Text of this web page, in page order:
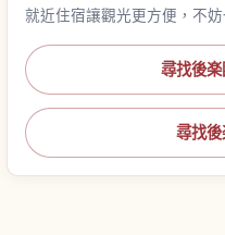
就近住宿讓觀光更方便，不
尋找後
尋找